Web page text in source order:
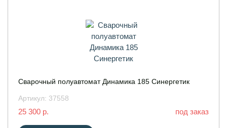
Сварочный полуавтомат Динамика 185 Синергетик
Артикул: 37558
25 300 р. под заказ